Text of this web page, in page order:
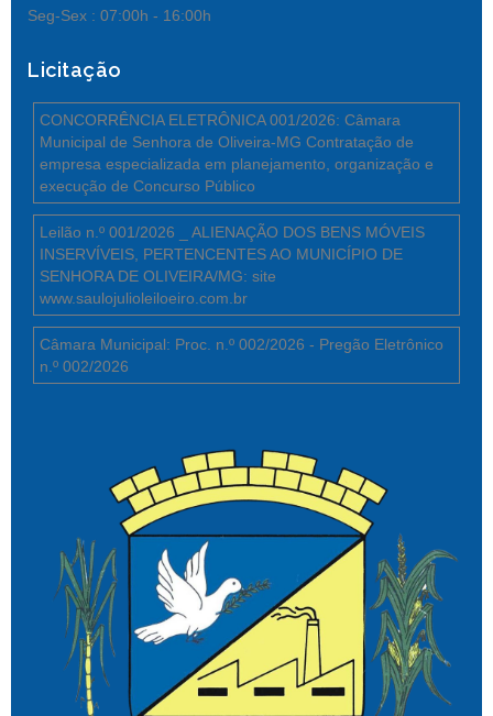
Seg-Sex : 07:00h - 16:00h
Licitação
CONCORRÊNCIA ELETRÔNICA 001/2026: Câmara
Municipal de Senhora de Oliveira-MG Contratação de
empresa especializada em planejamento, organização e
execução de Concurso Público
Leilão n.º 001/2026 _ ALIENAÇÃO DOS BENS MÓVEIS
INSERVÍVEIS, PERTENCENTES AO MUNICÍPIO DE
SENHORA DE OLIVEIRA/MG: site
www.saulojulioleiloeiro.com.br
Câmara Municipal: Proc. n.º 002/2026 - Pregão Eletrônico
n.º 002/2026